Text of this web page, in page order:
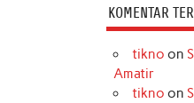
KOMENTAR
tikno on
Amatir
tikno on